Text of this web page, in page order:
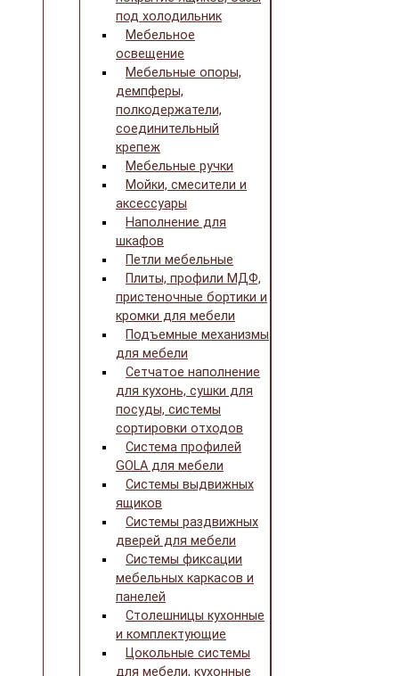
под холодильник
Мебельное
освещение
Мебельные опоры,
демпферы,
полкодержатели,
соединительный
крепеж
Мебельные ручки
Мойки, смесители и
аксессуары
Наполнение для
шкафов
Петли мебельные
Плиты, профили МДФ,
пристеночные бортики и
кромки для мебели
Подъемные механизмы
для мебели
Сетчатое наполнение
для кухонь, сушки для
посуды, системы
сортировки отходов
Система профилей
GOLA для мебели
Системы выдвижных
ящиков
Системы раздвижных
дверей для мебели
Системы фиксации
мебельных каркасов и
панелей
Столешницы кухонные
и комплектующие
Цокольные системы
для мебели, кухонные